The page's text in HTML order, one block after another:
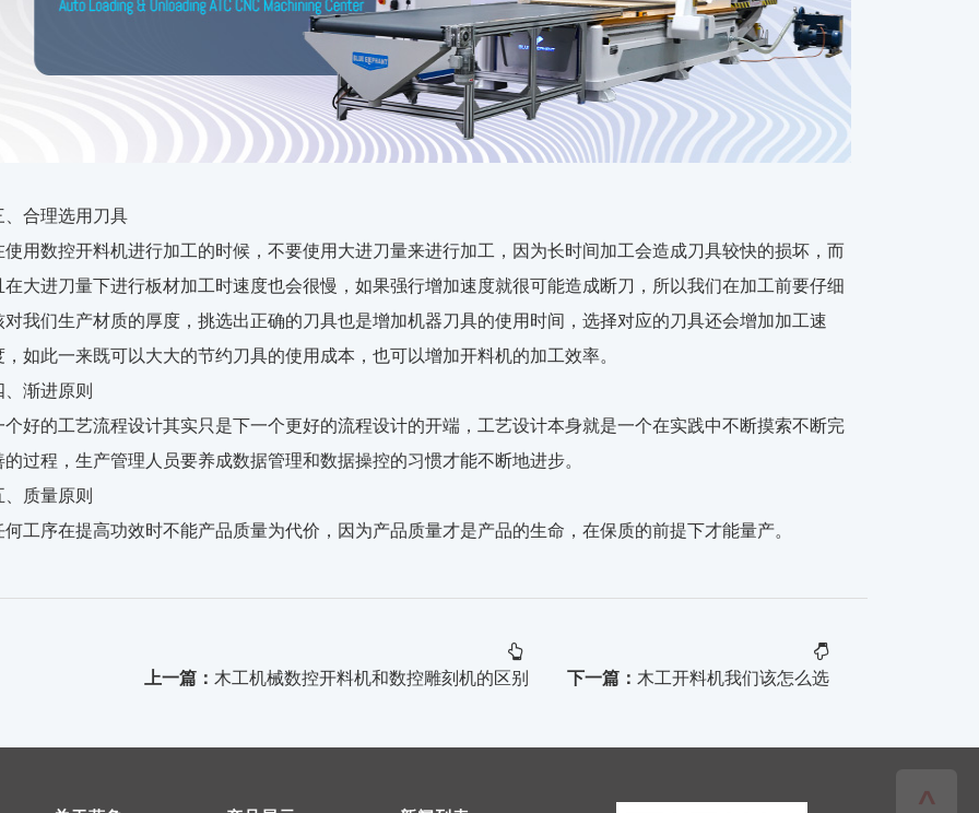
、合理选用刀具
使用数控开料机进行加工的时候，不要使用大进刀量来进行加工，因为长时间加工会造成刀具较快的损坏，而
在大进刀量下进行板材加工时速度也会很慢，如果强行增加速度就很可能造成断刀，所以我们在加工前要仔细
对我们生产材质的厚度，挑选出正确的刀具也是增加机器刀具的使用时间，选择对应的刀具还会增加加工速
，如此一来既可以大大的节约刀具的使用成本，也可以增加开料机的加工效率。
、渐进原则
个好的工艺流程设计其实只是下一个更好的流程设计的开端，工艺设计本身就是一个在实践中不断摸索不断完
的过程，生产管理人员要养成数据管理和数据操控的习惯才能不断地进步。
、质量原则
何工序在提高功效时不能产品质量为代价，因为产品质量才是产品的生命，在保质的前提下才能量产。
上一篇： 木工机械数控开料机和数控雕刻机的区别 下一篇： 木工开料机我们该怎么选